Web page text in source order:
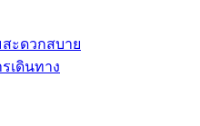
สะดวกสบาย
เดินทาง